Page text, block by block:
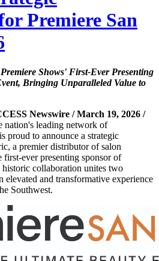
Premiere San
Shows' First-Ever Presenting
Bringing Unparalleled Value to
Newswire / March 19, 2026 /
nation's leading network of
proud to announce a strategic
a premier distributor of salon
first-ever presenting sponsor of
collaboration unites two
elevated and transformative experience
Southwest.